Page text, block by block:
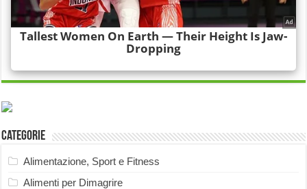
Categorie
Alimentazione, Sport e Fitness
Alimenti per Dimagrire